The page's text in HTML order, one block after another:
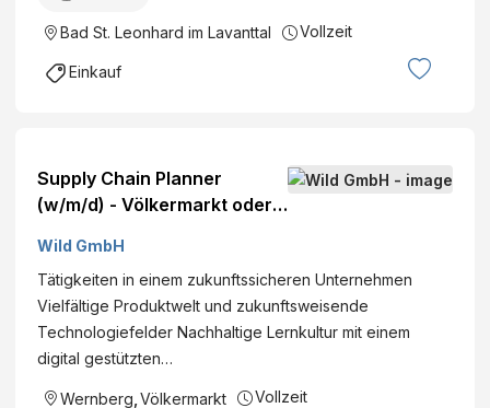
Bad St. Leonhard im Lavanttal Vollzeit
Einkauf
Supply Chain Planner
(w/m/d) - Völkermarkt oder
Wild GmbH
Tätigkeiten in einem zukunftssicheren Unternehmen
Vielfältige Produktwelt und zukunftsweisende
Technologiefelder Nachhaltige Lernkultur mit einem
digital gestützten…
Wernberg Völkermarkt Vollzeit